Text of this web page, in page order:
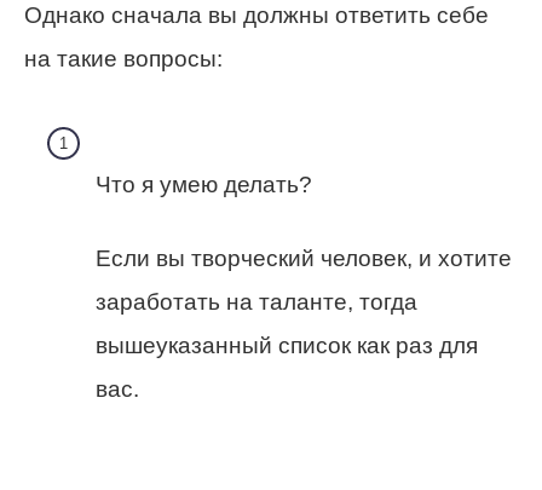
Однако сначала вы должны ответить себе
на такие вопросы:
Что я умею делать?
Если вы творческий человек, и хотите
заработать на таланте, тогда
вышеуказанный список как раз для
вас.